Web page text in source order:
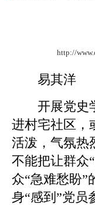
http://
易其洋
开展党史学
进村宅社区，
活泼，气氛热
不能把让群众
众“急难愁盼”
身“感到”党员